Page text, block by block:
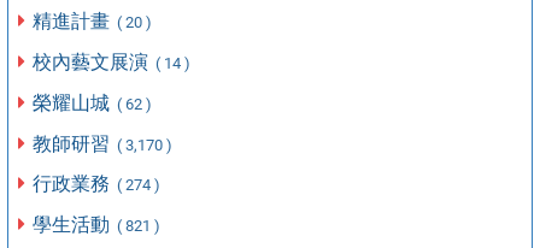
精進計畫 ( 20 )
校內藝文展演 ( 14 )
榮耀山城 ( 62 )
教師研習 ( 3,170 )
行政業務 ( 274 )
學生活動 ( 821 )